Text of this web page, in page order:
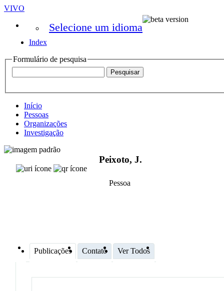
VIVO
Selecione um idioma
Index
Formulário de pesquisa
Início
Pessoas
Organizações
Investigação
Peixoto, J.
Pessoa
Publicações Contato Ver Todos